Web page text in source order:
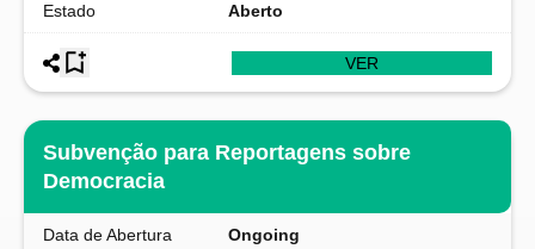
Estado Aberto
VER
Subvenção para Reportagens sobre
Democracia
Data de Abertura Ongoing